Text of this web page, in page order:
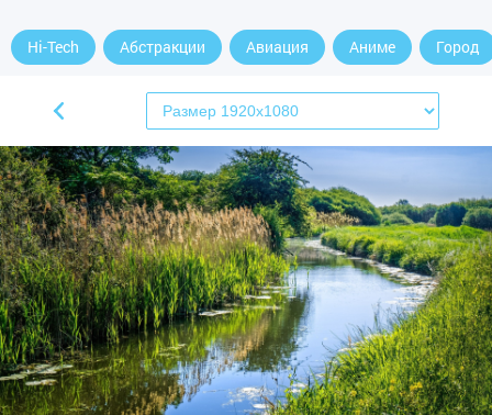
Hi-Tech Абстракции Авиация Аниме Город